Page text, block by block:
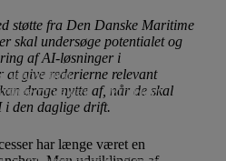
innovation
projekter
Projekter
støtte fra Den Danske Maritime
skal undersøge potentialet og
af AI-løsninger i
give rederierne relevant
drage nytte af, når de skal
den daglige drift.
har længe været en